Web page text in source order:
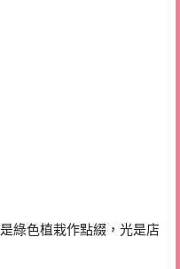
綠色植栽作點綴，光是店